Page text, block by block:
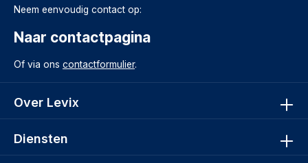
Neem eenvoudig contact op:
Naar contactpagina
Of via ons contactformulier.
Over Levix
Diensten